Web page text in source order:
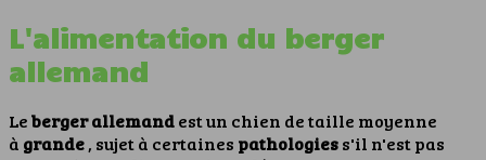
L'alimentation du berger
allemand
Leberger allemandest un chien de taille moyenne
à grande, sujet à certaines pathologiess'il n'est pas